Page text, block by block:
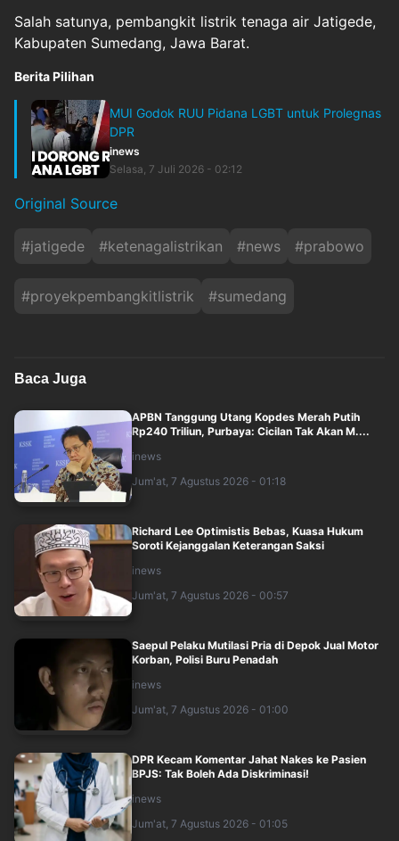
Salah satunya, pembangkit listrik tenaga air Jatigede,
Kabupaten Sumedang, Jawa Barat.
Berita Pilihan
MUI Godok RUU Pidana LGBT untuk Prolegnas
DPR
inews
Selasa, 7 Juli 2026 - 02:12
Original Source
#jatigede #ketenagalistrikan #news #prabowo
#proyekpembangkitlistrik #sumedang
Baca Juga
APBN Tanggung Utang Kopdes Merah Putih
Rp240 Triliun, Purbaya: Cicilan Tak Akan M....
inews
Jum'at, 7 Agustus 2026 - 01:18
Richard Lee Optimistis Bebas, Kuasa Hukum
Soroti Kejanggalan Keterangan Saksi
inews
Jum'at, 7 Agustus 2026 - 00:57
Saepul Pelaku Mutilasi Pria di Depok Jual Motor
Korban, Polisi Buru Penadah
inews
Jum'at, 7 Agustus 2026 - 01:00
DPR Kecam Komentar Jahat Nakes ke Pasien
BPJS: Tak Boleh Ada Diskriminasi!
inews
Jum'at, 7 Agustus 2026 - 01:05